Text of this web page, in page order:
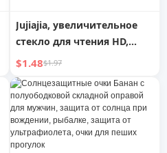
Jujiajia, увеличительное
стекло для чтения HD,
ручные очки для пожилых
людей, пресбиопия,
металлическая оправа,
детский научный
маленький стандартный
объектив для проверки
$1.48$1.97